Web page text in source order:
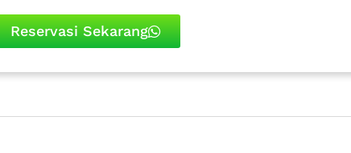
Reservasi Sekarang